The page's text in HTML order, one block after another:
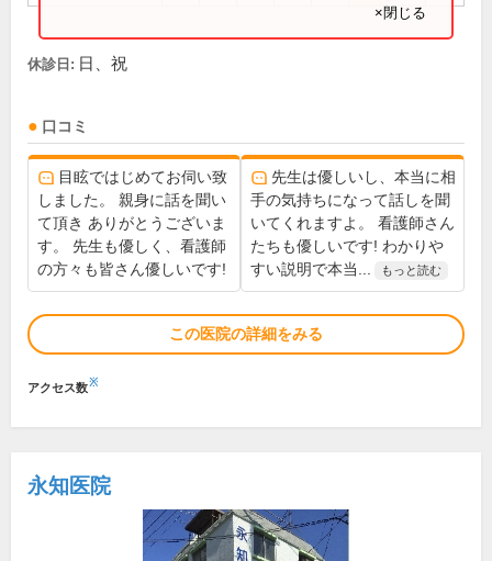
×閉じる
休診日: 日、祝
口コミ
目眩ではじめてお伺い致
しました。 親身に話を聞い
て頂き ありがとうございま
す。 先生も優しく、看護師
の方々も皆さん優しいです!
先生は優しいし、本当に相
手の気持ちになって話しを聞
いてくれますよ。 看護師さん
たちも優しいです! わかりや
すい説明で本当...
もっと読む
この医院の詳細をみる
アクセス数※
永知医院